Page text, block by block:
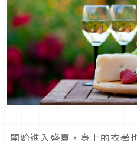
開始進入盛夏，身上的衣著